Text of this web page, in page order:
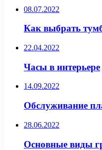
08.07.2022
Как выбрать
22.04.2022
Часы в интерьере
14.09.2022
Обслуживание
28.06.2022
Основные виды